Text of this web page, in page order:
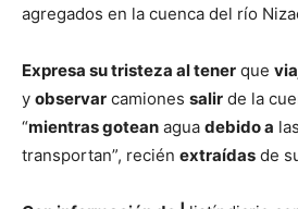
agregados en la cuenca del río
Expresa su tristeza al tener que
y observar camiones salir de la
“mientras gotean agua debido a
transportan”, recién extraídas de